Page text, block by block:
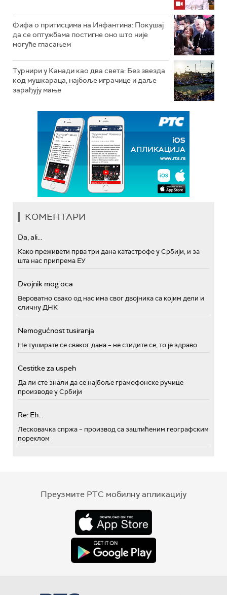
Фифа о притисцима на Инфантина: Покушај
да се оптужбама постигне оно што није
могуће гласањем
Турнири у Канади као два света: Без звезда
код мушкараца, најбоље играчице и даље
зарађују мање
КОМЕНТАРИ
Da, ali...
Како преживети прва три дана катастрофе у Србији, и за
шта нас припрема ЕУ
Dvojnik mog oca
Вероватно свако од нас има свог двојника са којим дели и
сличну ДНК
Nemogućnost tusiranja
Не туширате се сваког дана – не стидите се, то је здраво
Cestitke za uspeh
Да ли сте знали да се најбоље грамофонске ручице
производе у Србији
Re: Eh...
Лесковачка спржа – производ са заштићеним географским
пореклом
Преузмите РТС мобилну апликацију